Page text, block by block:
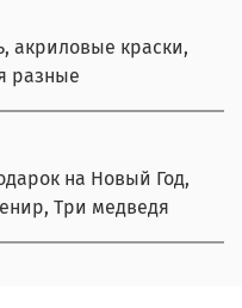
акриловые краски,
разные
на Новый Год,
Три медведя